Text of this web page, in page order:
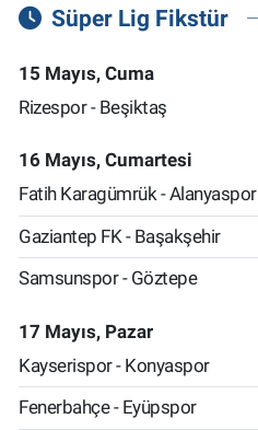
Süper Lig Fikstür
15 Mayıs, Cuma
Rizespor - Beşiktaş
16 Mayıs, Cumartesi
Fatih Karagümrük - Alanyaspor
Gaziantep FK - Başakşehir
Samsunspor - Göztepe
17 Mayıs, Pazar
Kayserispor - Konyaspor
Fenerbahçe - Eyüpspor